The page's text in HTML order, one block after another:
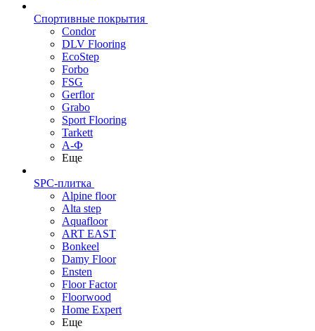
Спортивные покрытия
Condor
DLV Flooring
EcoStep
Forbo
FSG
Gerflor
Grabo
Sport Flooring
Tarkett
А-Ф
Еще
SPC-плитка
Alpine floor
Alta step
Aquafloor
ART EAST
Bonkeel
Damy Floor
Ensten
Floor Factor
Floorwood
Home Expert
Еще